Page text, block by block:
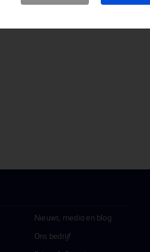
in uw regio. Neem
Nieuws, media en blog
Ons bedrijf